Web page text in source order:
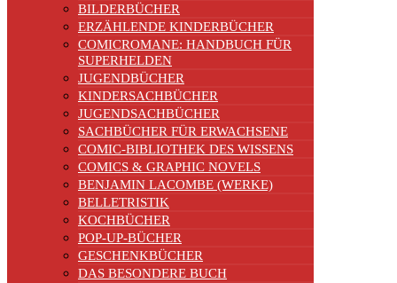
BILDERBÜCHER
ERZÄHLENDE KINDERBÜCHER
COMICROMANE: HANDBUCH FÜR
SUPERHELDEN
JUGENDBÜCHER
KINDERSACHBÜCHER
JUGENDSACHBÜCHER
SACHBÜCHER FÜR ERWACHSENE
COMIC-BIBLIOTHEK DES WISSENS
COMICS & GRAPHIC NOVELS
BENJAMIN LACOMBE (WERKE)
BELLETRISTIK
KOCHBÜCHER
POP-UP-BÜCHER
GESCHENKBÜCHER
DAS BESONDERE BUCH